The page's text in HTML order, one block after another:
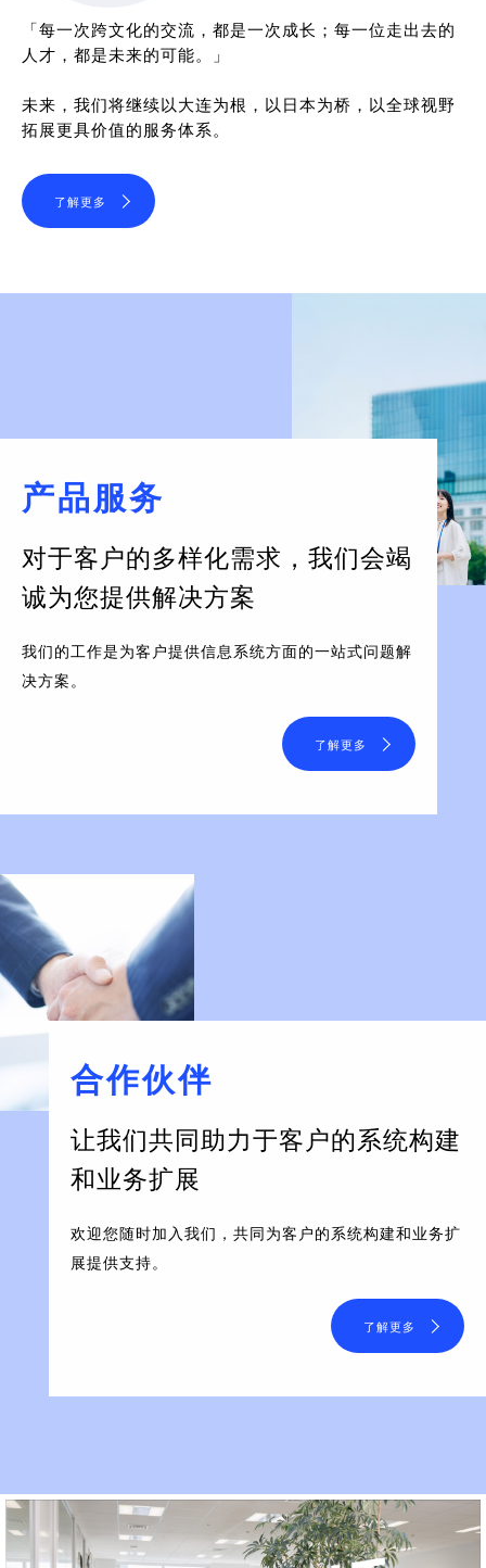
「每一次跨文化的交流，都是一次成长；每一位走出去的
人才，都是未来的可能。」
未来，我们将继续以大连为根，以日本为桥，以全球视野
拓展更具价值的服务体系。
了解更多
产品服务
对于客户的多样化需求， 我们会竭
诚为您提供解决方案
我们的工作是为客户提供信息系统方面的一站式问题解
决方案。
了解更多
合作伙伴
让我们共同助力于客户的系统构建
和业务扩展
欢迎您随时加入我们，共同为客户的系统构建和业务扩
展提供支持。
了解更多